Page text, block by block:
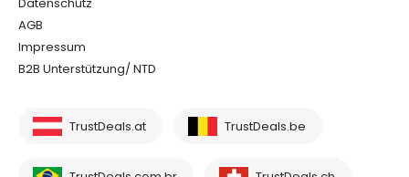
AGB
Impressum
B2B Unterstützung/ NTD
TrustDeals.at TrustDeals.be